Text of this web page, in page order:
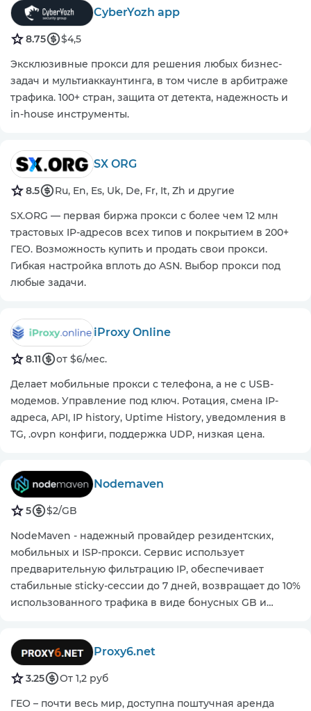
CyberYozh app
8.75
$4,5
Эксклюзивные прокси для решения любых бизнес-
задач и мультиаккаунтинга, в том числе в арбитраже
трафика. 100+ стран, защита от детекта, надежность и
in-house инструменты.
SX ORG
8.5
Ru, En, Es, Uk, De, Fr, It, Zh и другие
SX.ORG — первая биржа прокси с более чем 12 млн
трастовых IP-адресов всех типов и покрытием в 200+
ГЕО. Возможность купить и продать свои прокси.
Гибкая настройка вплоть до ASN. Выбор прокси под
любые задачи.
iProxy Online
8.11
от $6/мес.
Делает мобильные прокси с телефона, а не с USB-
модемов. Управление под ключ. Ротация, смена IP-
адреса, API, IP history, Uptime History, уведомления в
TG, .ovpn конфиги, поддержка UDP, низкая цена.
Nodemaven
5
$2/GB
NodeMaven - надежный провайдер резидентских,
мобильных и ISP-прокси. Сервис использует
предварительную фильтрацию IP, обеспечивает
стабильные sticky-сессии до 7 дней, возвращает до 10%
использованного трафика в виде бонусных GB и
Proxy6.net
3.25
От 1,2 руб
ГЕО – почти весь мир, доступна поштучная аренда